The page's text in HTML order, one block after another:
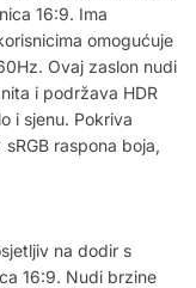
16:9. Ima
omogućuje
Ovaj zaslon nudi
i podržava HDR
i sjenu. Pokriva
raspona boja,
na dodir s
16:9. Nudi brzine